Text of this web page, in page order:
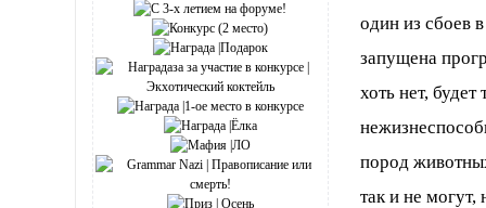
один из сбоев
запущена
хоть нет,
пород
так и не